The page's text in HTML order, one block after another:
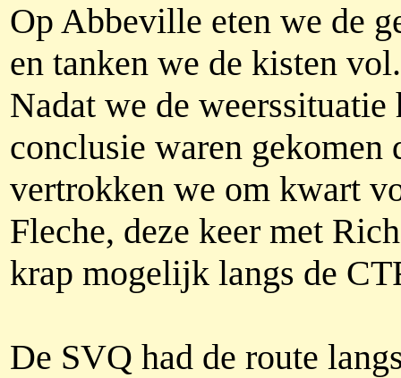
Op Abbeville eten we de
en tanken we de kisten vol.
Nadat we de weerssituatie
conclusie waren gekomen
vertrokken we om kwart
Fleche, deze keer met
krap mogelijk langs de
De SVQ had de route